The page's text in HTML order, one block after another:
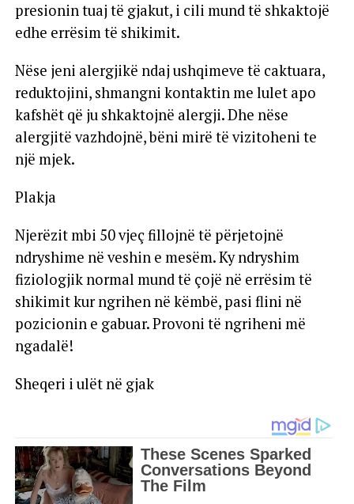
presionin tuaj të gjakut, i cili mund të shkaktojë
edhe errësim të shikimit.
Nëse jeni alergjikë ndaj ushqimeve të caktuara,
reduktojini, shmangni kontaktin me lulet apo
kafshët që ju shkaktojnë alergji. Dhe nëse
alergjitë vazhdojnë, bëni mirë të vizitoheni te
një mjek.
Plakja
Njerëzit mbi 50 vjeç fillojnë të përjetojnë
ndryshime në veshin e mesëm. Ky ndryshim
fiziologjik normal mund të çojë në errësim të
shikimit kur ngrihen në këmbë, pasi flini në
pozicionin e gabuar. Provoni të ngriheni më
ngadalë!
Sheqeri i ulët në gjak